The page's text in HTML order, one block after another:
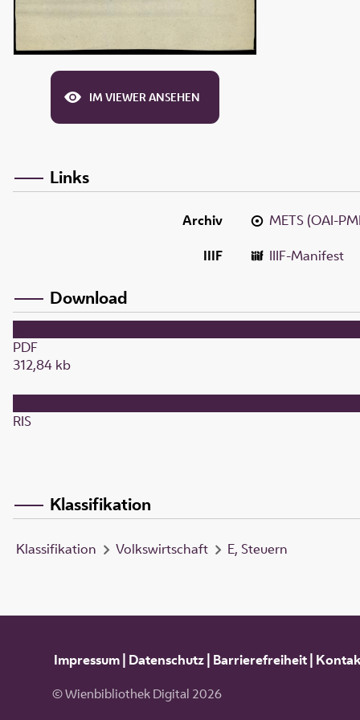
IM VIEWER ANSEHEN
Links
Archiv
METS (OAI-
IIIF
IIIF-Manifest
Download
PDF
312,84 kb
RIS
Klassifikation
Klassifikation Volkswirtschaft E, Steuern
Impressum| Datenschutz| Barrierefreiheit|
© Wienbibliothek Digital 2026